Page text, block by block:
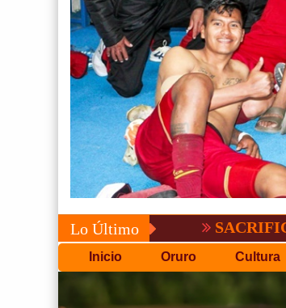
Lo ÚltimoSACRIFICADO
Inicio Oruro Cultura